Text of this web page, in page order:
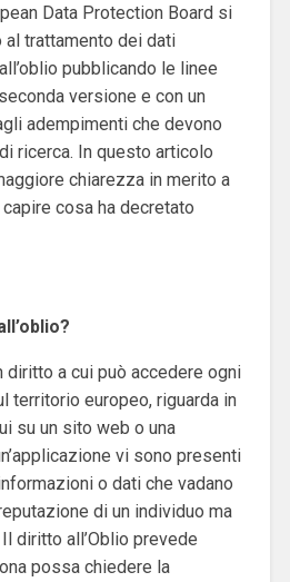
Data Protection Board si
trattamento dei dati
pubblicando le linee
versione e con un
adempimenti che devono
ricerca. In questo articolo
chiarezza in merito a
cosa ha decretato
diritto a cui può accedere ogni
territorio europeo, riguarda in
su un sito web o una
vi sono presenti
o dati che vadano
di un individuo ma
diritto all’Oblio prevede
possa chiedere la